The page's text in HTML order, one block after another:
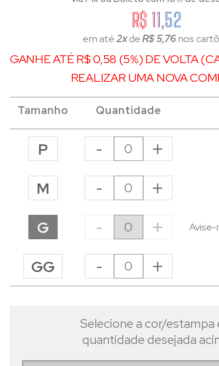
R$ 11,52
em até2xdeR$ 5,76nos
GANHE ATÉ R$ 0,58 (5%) DE VOLTA
REALIZAR UMA NOVA
Tamanho Quantidade
P - +
M - +
G - + Avise-
GG - +
Selecione a cor/estampa
quantidade desejada